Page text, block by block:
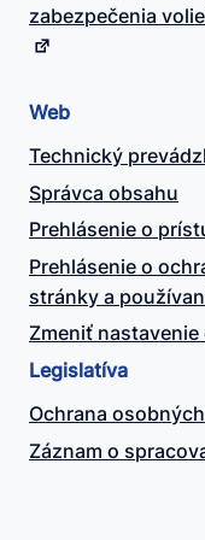
zabezpečenia
Web
Technický
Správca obsahu
Prehlásenie o
Prehlásenie o
stránky a
Zmeniť nastavenie
Legislatíva
Ochrana
Záznam o